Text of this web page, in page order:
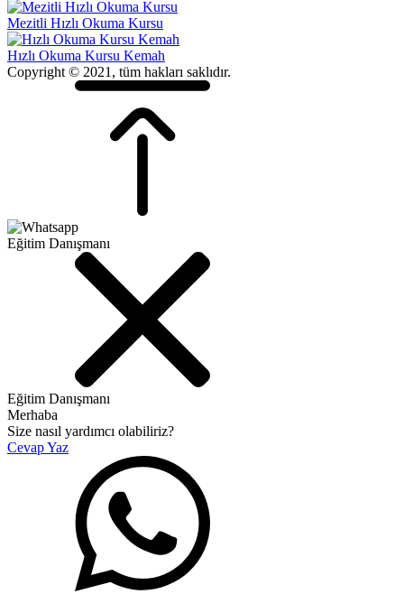
Mezitli Hızlı Okuma Kursu
Hızlı Okuma Kursu Kemah
Copyright © 2021, tüm hakları saklıdır.
Eğitim Danışmanı
Eğitim Danışmanı
Merhaba
Size nasıl yardımcı olabiliriz?
Cevap Yaz